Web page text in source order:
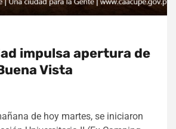
impulsa apertura de
Vista
de hoy martes, se iniciaron